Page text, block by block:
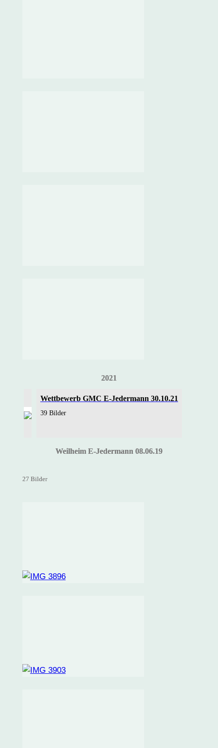
2021
Wettbewerb GMC E-Jedermann 30.10.21
39 Bilder
Weilheim E-Jedermann 08.06.19
27 Bilder